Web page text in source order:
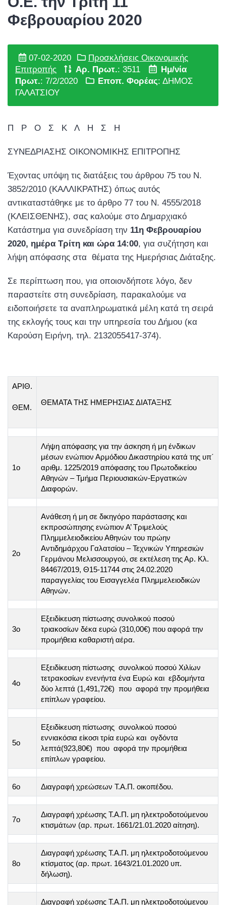
Φεβρουαρίου 2020
07-02-2020
Προσκλήσεις Οικονομικής
Επιτροπής
Αρ. Πρωτ.: 3511
Ημ/νία
Πρωτ.: 7/2/2020 Εποπ. Φορέας: ΔΗΜΟΣ
ΓΑΛΑΤΣΙΟΥ
Π Ρ Ο Σ Κ Λ Η Σ Η
ΣΥΝΕΔΡΙΑΣΗΣ ΟΙΚΟΝΟΜΙΚΗΣ ΕΠΙΤΡΟΠΗΣ
Έχοντας υπόψη τις διατάξεις του άρθρου 75 του Ν.
3852/2010 (ΚΑΛΛΙΚΡΑΤΗΣ) όπως αυτός
αντικαταστάθηκε με το άρθρο 77 του Ν. 4555/2018
(ΚΛΕΙΣΘΕΝΗΣ), σας καλούμε στο Δημαρχιακό
Κατάστημα για συνεδρίαση την 11η Φεβρουαρίου
2020, ημέρα Τρίτη και ώρα 14:00, για συζήτηση και
λήψη απόφασης στα θέματα της Ημερήσιας Διάταξης.
Σε περίπτωση που, για οποιονδήποτε λόγο, δεν
παραστείτε στη συνεδρίαση, παρακαλούμε να
ειδοποιήσετε τα αναπληρωματικά μέλη κατά τη σειρά
της εκλογής τους και την υπηρεσία του Δήμου (κα
Καρούση Ειρήνη, τηλ. 2132055417-374).
ΑΡΙΘ.
ΘΕΜ.
ΘΕΜΑΤΑ ΤΗΣ ΗΜΕΡΗΣΙΑΣ ΔΙΑΤΑΞΗΣ
1ο
Λήψη απόφασης για την άσκηση ή μη ένδικων
μέσων ενώπιον Αρμόδιου Δικαστηρίου κατά της υπ΄
αριθμ. 1225/2019 απόφασης του Πρωτοδικείου
Αθηνών – Τμήμα Περιουσιακών-Εργατικών
Διαφορών.
2ο
Ανάθεση ή μη σε δικηγόρο παράστασης και
εκπροσώπησης ενώπιον Α’ Τριμελούς
Πλημμελειοδικείου Αθηνών του πρώην
Αντιδημάρχου Γαλατσίου – Τεχνικών Υπηρεσιών
Γερμάνου Μελισσουργού, σε εκτέλεση της Αρ. Κλ.
84467/2019, Θ15-11744 στις 24.02.2020
παραγγελίας του Εισαγγελέα Πλημμελειοδικών
Αθηνών.
3ο
Εξειδίκευση πίστωσης συνολικού ποσού
τριακοσίων δέκα ευρώ (310,00€) που αφορά την
προμήθεια καθαριστή αέρα.
4ο
Εξειδίκευση πίστωσης συνολικού ποσού Χιλίων
τετρακοσίων ενενήντα ένα Ευρώ και εβδομήντα
δύο λεπτά (1,491,72€) που αφορά την προμήθεια
επίπλων γραφείου.
5ο
Εξειδίκευση πίστωσης συνολικού ποσού
εννιακόσια είκοσι τρία ευρώ και ογδόντα
λεπτά(923,80€) που αφορά την προμήθεια
επίπλων γραφείου.
6ο Διαγραφή χρεώσεων Τ.Α.Π. οικοπέδου.
7ο
Διαγραφή χρέωσης Τ.Α.Π. μη ηλεκτροδοτούμενου
κτισμάτων (αρ. πρωτ. 1661/21.01.2020 αίτηση).
8ο
Διαγραφή χρέωσης Τ.Α.Π. μη ηλεκτροδοτούμενου
κτίσματος (αρ. πρωτ. 1643/21.01.2020 υπ.
δήλωση).
Διαγραφή χρέωσης Τ.Α.Π. μη ηλεκτροδοτούμενου